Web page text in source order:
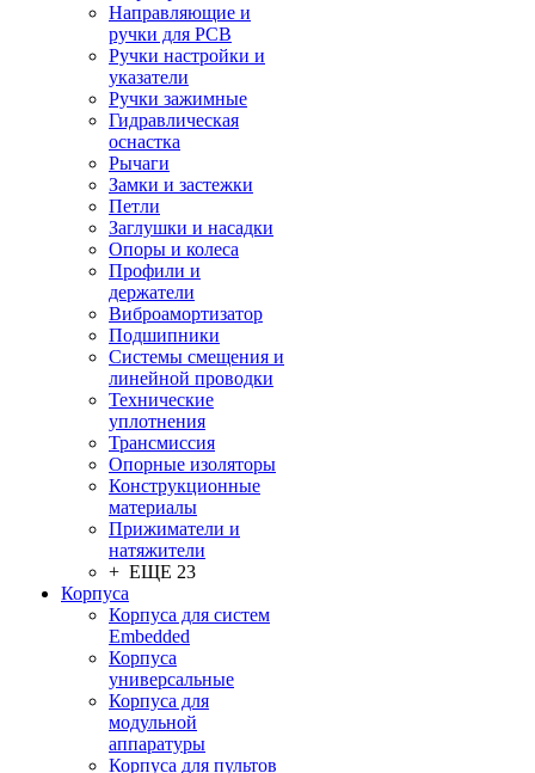
Направляющие и
ручки для PCB
Ручки настройки и
указатели
Ручки зажимные
Гидравлическая
оснастка
Рычаги
Замки и застежки
Петли
Заглушки и насадки
Опоры и колеса
Профили и
держатели
Виброамортизатор
Подшипники
Системы смещения и
линейной проводки
Технические
уплотнения
Трансмиссия
Опорные изоляторы
Конструкционные
материалы
Прижиматели и
натяжители
+ ЕЩЕ 23
Корпуса
Корпуса для систем
Embedded
Корпуса
универсальные
Корпуса для
модульной
аппаратуры
Корпуса для пультов